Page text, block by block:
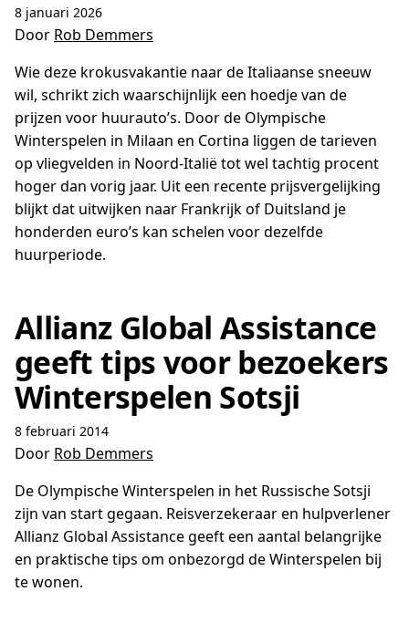
8 januari 2026
Door Rob Demmers
Wie deze krokusvakantie naar de Italiaanse sneeuw
wil, schrikt zich waarschijnlijk een hoedje van de
prijzen voor huurauto’s. Door de Olympische
Winterspelen in Milaan en Cortina liggen de tarieven
op vliegvelden in Noord-Italië tot wel tachtig procent
hoger dan vorig jaar. Uit een recente prijsvergelijking
blijkt dat uitwijken naar Frankrijk of Duitsland je
honderden euro’s kan schelen voor dezelfde
huurperiode.
Allianz Global Assistance
geeft tips voor bezoekers
Winterspelen Sotsji
8 februari 2014
Door Rob Demmers
De Olympische Winterspelen in het Russische Sotsji
zijn van start gegaan. Reisverzekeraar en hulpverlener
Allianz Global Assistance geeft een aantal belangrijke
en praktische tips om onbezorgd de Winterspelen bij
te wonen.